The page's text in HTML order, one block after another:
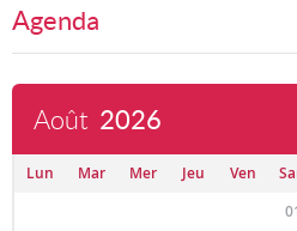
Agenda
Août 2026
Lun Mar Mer Jeu Ven